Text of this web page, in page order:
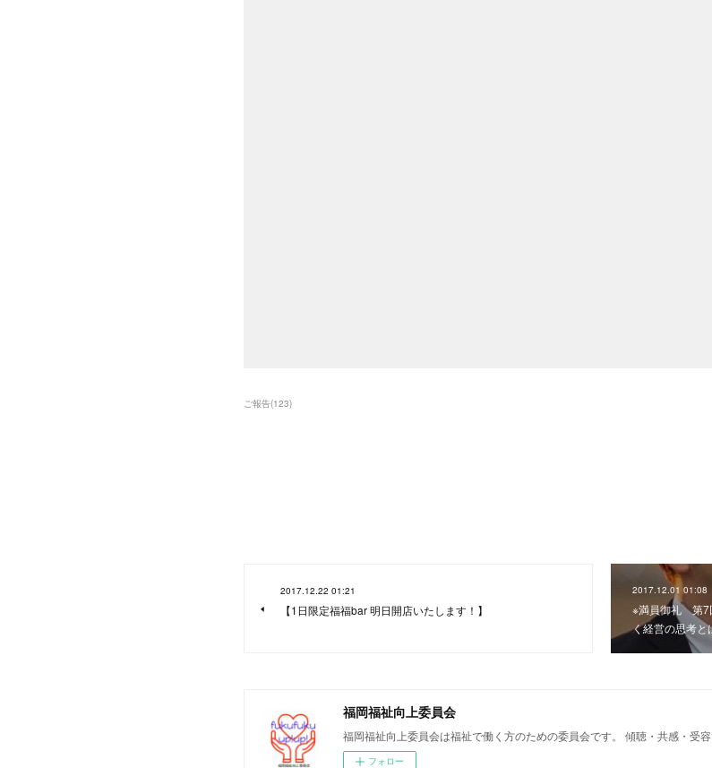
ご報告(123)
2017.12.22 01:21
【1日限定福福bar 明日開店いたします！】
2017.12.01 01:08
※満員御礼 第7
く経営の思考
福岡福祉向上委員会
福岡福祉向上委員会は福祉で働く方のための委員会です。 傾聴・共感・受
フォロー